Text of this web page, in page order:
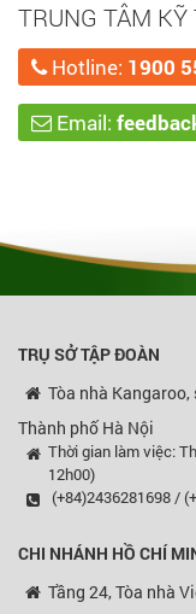
TRUNG TÂM KỸ
Hotline: 1900
Email:
TRỤ SỞ TẬP ĐOÀN
Tòa nhà Kangaroo,
Thành phố Hà Nội
Thời gian làm việc:
12h00)
(+84)2436281698 /
CHI NHÁNH HỒ CHÍ
Tầng 24, Tòa nhà